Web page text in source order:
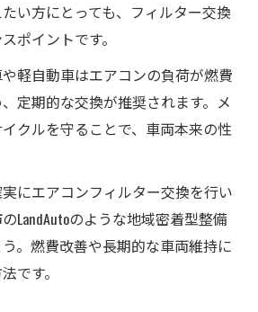
い方にとっても、フィルター交換
ポイントです。
軽自動車はエアコンの負荷が燃費
定期的な交換が推奨されます。メ
クルを守ることで、車両本来の性
にエアコンフィルター交換を行い
LandAutoのような地域密着型整備
。燃費改善や長期的な車両維持に
です。